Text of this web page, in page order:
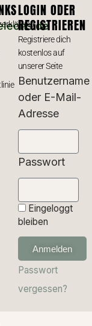
LOGIN ODER
REGISTRIEREN
Registriere dich
kostenlos auf
unserer Seite
Benutzername
oder E-Mail-
Adresse
Passwort
Eingeloggt
bleiben
Anmelden
Passwort
vergessen?